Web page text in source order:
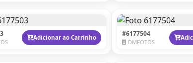
Adicionar ao Carrinho #6177504
DMFOTOS